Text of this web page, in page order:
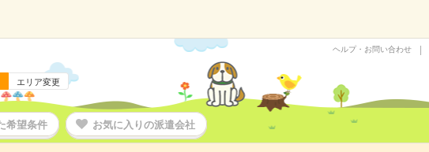
エリア変更
ヘルプ・お問い合わせ
希望条件 お気に入りの派遣会社